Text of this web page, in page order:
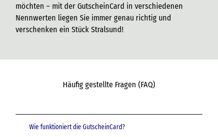
möchten – mit der GutscheinCard in verschiedenen
Nennwerten liegen Sie immer genau richtig und
verschenken ein Stück Stralsund!
Häufig gestellte Fragen (FAQ)
Wie funktioniert die GutscheinCard?